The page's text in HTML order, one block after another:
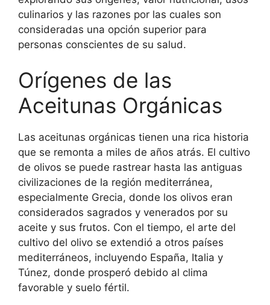
culinarios y las razones por las cuales son
consideradas una opción superior para
personas conscientes de su salud.
Orígenes de las
Aceitunas Orgánicas
Las aceitunas orgánicas tienen una rica historia
que se remonta a miles de años atrás. El cultivo
de olivos se puede rastrear hasta las antiguas
civilizaciones de la región mediterránea,
especialmente Grecia, donde los olivos eran
considerados sagrados y venerados por su
aceite y sus frutos. Con el tiempo, el arte del
cultivo del olivo se extendió a otros países
mediterráneos, incluyendo España, Italia y
Túnez, donde prosperó debido al clima
favorable y suelo fértil.